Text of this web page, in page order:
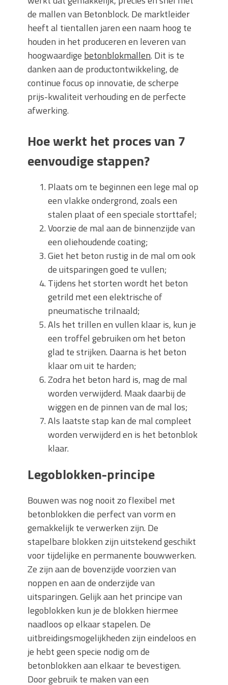
de mallen van Betonblock. De marktleider
heeft al tientallen jaren een naam hoog te
houden in het produceren en leveren van
hoogwaardige betonblokmallen. Dit is te
danken aan de productontwikkeling, de
continue focus op innovatie, de scherpe
prijs-kwaliteit verhouding en de perfecte
afwerking.
Hoe werkt het proces van 7
eenvoudige stappen?
Plaats om te beginnen een lege mal op
een vlakke ondergrond, zoals een
stalen plaat of een speciale storttafel;
Voorzie de mal aan de binnenzijde van
een oliehoudende coating;
Giet het beton rustig in de mal om ook
de uitsparingen goed te vullen;
Tijdens het storten wordt het beton
getrild met een elektrische of
pneumatische trilnaald;
Als het trillen en vullen klaar is, kun je
een troffel gebruiken om het beton
glad te strijken. Daarna is het beton
klaar om uit te harden;
Zodra het beton hard is, mag de mal
worden verwijderd. Maak daarbij de
wiggen en de pinnen van de mal los;
Als laatste stap kan de mal compleet
worden verwijderd en is het betonblok
klaar.
Legoblokken-principe
Bouwen was nog nooit zo flexibel met
betonblokken die perfect van vorm en
gemakkelijk te verwerken zijn. De
stapelbare blokken zijn uitstekend geschikt
voor tijdelijke en permanente bouwwerken.
Ze zijn aan de bovenzijde voorzien van
noppen en aan de onderzijde van
uitsparingen. Gelijk aan het principe van
legoblokken kun je de blokken hiermee
naadloos op elkaar stapelen. De
uitbreidingsmogelijkheden zijn eindeloos en
je hebt geen specie nodig om de
betonblokken aan elkaar te bevestigen.
Door gebruik te maken van een